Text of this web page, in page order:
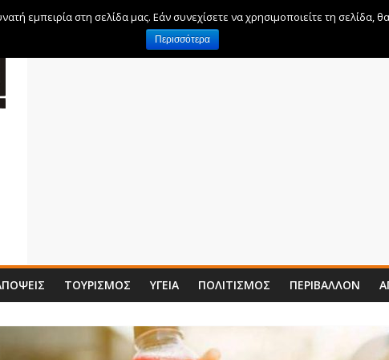
ΤΟΥΡΙΣΜΌΣ ΥΓΕΊΑ ΠΟΛΙΤΙΣΜΌΣ ΠΕΡΙΒΆΛΛΟΝ
εμπειρία στη σελίδα μας. Εάν συνεχίσετε να χρησιμοποιείτε τη σελίδα,
Περισσότερα